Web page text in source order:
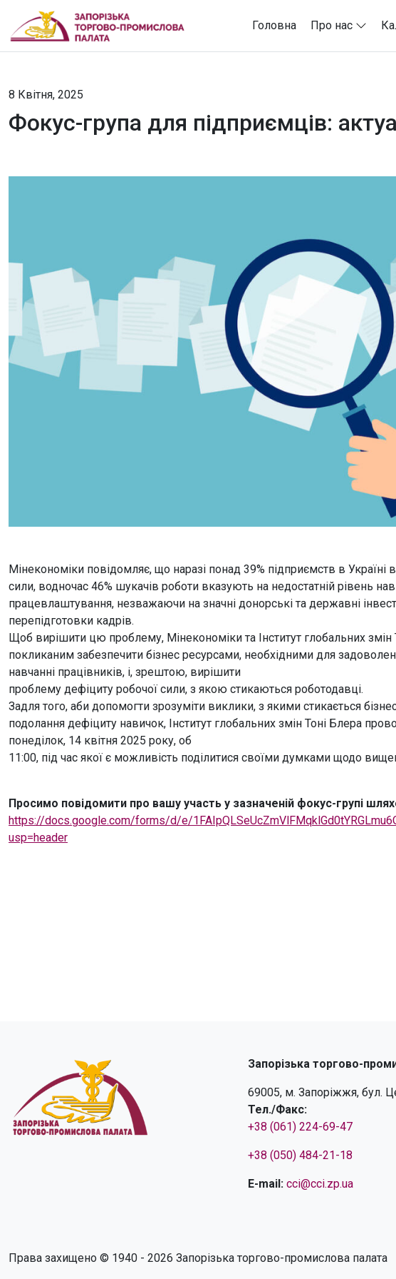
Головна Про нас
8 Квітня, 2025
Фокус-група для підприємців:
Мінекономіки повідомляє, що наразі понад 39% підприємств в Україні
сили, водночас 46% шукачів роботи вказують на недостатній рівень
працевлаштування, незважаючи на значні донорські та державні
перепідготовки кадрів.
Щоб вирішити цю проблему, Мінекономіки та Інститут глобальних
покликаним забезпечити бізнес ресурсами, необхідними для
навчанні працівників, і, зрештою, вирішити
проблему дефіциту робочої сили, з якою стикаються роботодавці.
Задля того, аби допомогти зрозуміти виклики, з якими стикається
подолання дефіциту навичок, Інститут глобальних змін Тоні Блера
понеділок, 14 квітня 2025 року, об
11:00, під час якої є можливість поділитися своїми думками щодо
Просимо повідомити про вашу участь у зазначеній фокус-групі
https://docs.google.com/forms/d/e/
usp=header
Запорізька торгово-
69005, м. Запоріжжя, бул.
Тел./Факс:
+38 (061) 224-69-47
+38 (050) 484-21-18
E-mail: cci@cci.zp.ua
Права захищено © 1940 - 2026 Запорізька торгово-промислова палата